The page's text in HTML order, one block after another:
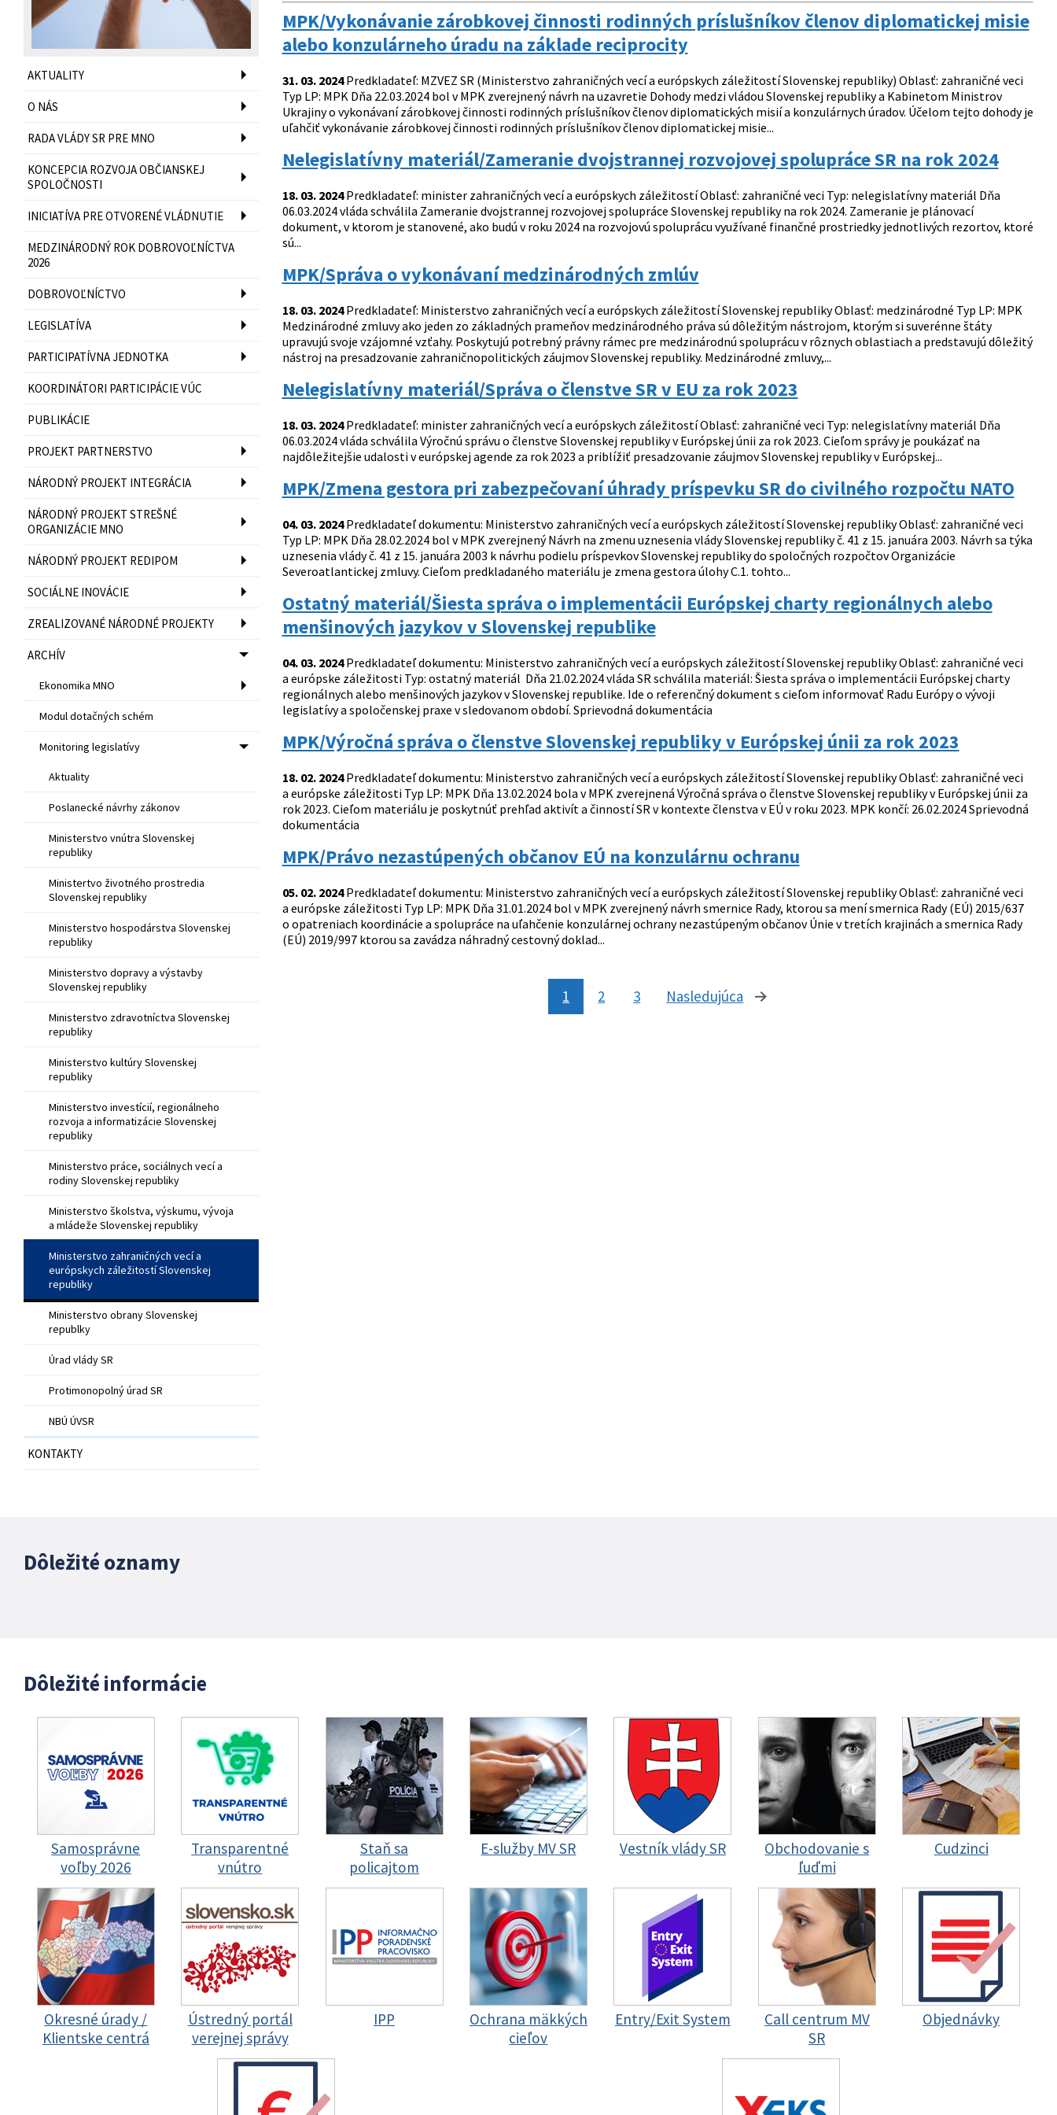
AKTUALITY
O NÁS
RADA VLÁDY SR PRE MNO
KONCEPCIA ROZVOJA OBČIANSKEJ
SPOLOČNOSTI
INICIATÍVA PRE OTVORENÉ VLÁDNUTIE
MEDZINÁRODNÝ ROK DOBROVOĽNÍCTVA
2026
DOBROVOĽNÍCTVO
LEGISLATÍVA
PARTICIPATÍVNA JEDNOTKA
KOORDINÁTORI PARTICIPÁCIE VÚC
PUBLIKÁCIE
PROJEKT PARTNERSTVO
NÁRODNÝ PROJEKT INTEGRÁCIA
NÁRODNÝ PROJEKT STREŠNÉ
ORGANIZÁCIE MNO
NÁRODNÝ PROJEKT REDIPOM
SOCIÁLNE INOVÁCIE
ZREALIZOVANÉ NÁRODNÉ PROJEKTY
ARCHÍV
Ekonomika MNO
Modul dotačných schém
Monitoring legislatívy
Aktuality
Poslanecké návrhy zákonov
Ministerstvo vnútra Slovenskej
republiky
Ministertvo životného prostredia
Slovenskej republiky
Ministerstvo hospodárstva Slovenskej
republiky
Ministerstvo dopravy a výstavby
Slovenskej republiky
Ministerstvo zdravotníctva Slovenskej
republiky
Ministerstvo kultúry Slovenskej
republiky
Ministerstvo investícií, regionálneho
rozvoja a informatizácie Slovenskej
republiky
Ministerstvo práce, sociálnych vecí a
rodiny Slovenskej republiky
Ministerstvo školstva, výskumu, vývoja
a mládeže Slovenskej republiky
Ministerstvo zahraničných vecí a
európskych záležitostí Slovenskej
republiky
Ministerstvo obrany Slovenskej
republky
Úrad vlády SR
Protimonopolný úrad SR
NBÚ ÚVSR
KONTAKTY
MPK/Vykonávanie zárobkovej činnosti rodinných príslušníkov členov diplomatickej misie
alebo konzulárneho úradu na základe reciprocity
31. 03. 2024Predkladateľ: MZVEZ SR (Ministerstvo zahraničných vecí a európskych záležitostí Slovenskej republiky) Oblasť: zahraničné veci
Typ LP: MPK Dňa 22.03.2024 bol v MPK zverejnený návrh na uzavretie Dohody medzi vládou Slovenskej republiky a Kabinetom Ministrov
Ukrajiny o vykonávaní zárobkovej činnosti rodinných príslušníkov členov diplomatických misií a konzulárnych úradov. Účelom tejto dohody je
uľahčiť vykonávanie zárobkovej činnosti rodinných príslušníkov členov diplomatickej misie...
Nelegislatívny materiál/Zameranie dvojstrannej rozvojovej spolupráce SR na rok 2024
18. 03. 2024Predkladateľ: minister zahraničných vecí a európskych záležitostí Oblasť: zahraničné veci Typ: nelegislatívny materiál Dňa
06.03.2024 vláda schválila Zameranie dvojstrannej rozvojovej spolupráce Slovenskej republiky na rok 2024. Zameranie je plánovací
dokument, v ktorom je stanovené, ako budú v roku 2024 na rozvojovú spoluprácu využívané finančné prostriedky jednotlivých rezortov, ktoré
sú...
MPK/Správa o vykonávaní medzinárodných zmlúv
18. 03. 2024Predkladateľ: Ministerstvo zahraničných vecí a európskych záležitostí Slovenskej republiky Oblasť: medzinárodné Typ LP: MPK
Medzinárodné zmluvy ako jeden zo základných prameňov medzinárodného práva sú dôležitým nástrojom, ktorým si suverénne štáty
upravujú svoje vzájomné vzťahy. Poskytujú potrebný právny rámec pre medzinárodnú spoluprácu v rôznych oblastiach a predstavujú dôležitý
nástroj na presadzovanie zahraničnopolitických záujmov Slovenskej republiky. Medzinárodné zmluvy,...
Nelegislatívny materiál/Správa o členstve SR v EU za rok 2023
18. 03. 2024Predkladateľ: minister zahraničných vecí a európskych záležitostí Oblasť: zahraničné veci Typ: nelegislatívny materiál Dňa
06.03.2024 vláda schválila Výročnú správu o členstve Slovenskej republiky v Európskej únii za rok 2023. Cieľom správy je poukázať na
najdôležitejšie udalosti v európskej agende za rok 2023 a priblížiť presadzovanie záujmov Slovenskej republiky v Európskej...
MPK/Zmena gestora pri zabezpečovaní úhrady príspevku SR do civilného rozpočtu NATO
04. 03. 2024Predkladateľ dokumentu: Ministerstvo zahraničných vecí a európskych záležitostí Slovenskej republiky Oblasť: zahraničné veci
Typ LP: MPK Dňa 28.02.2024 bol v MPK zverejnený Návrh na zmenu uznesenia vlády Slovenskej republiky č. 41 z 15. januára 2003. Návrh sa týka
uznesenia vlády č. 41 z 15. januára 2003 k návrhu podielu príspevkov Slovenskej republiky do spoločných rozpočtov Organizácie
Severoatlantickej zmluvy. Cieľom predkladaného materiálu je zmena gestora úlohy C.1. tohto...
Ostatný materiál/Šiesta správa o implementácii Európskej charty regionálnych alebo
menšinových jazykov v Slovenskej republike
04. 03. 2024Predkladateľ dokumentu: Ministerstvo zahraničných vecí a európskych záležitostí Slovenskej republiky Oblasť: zahraničné veci
a európske záležitosti Typ: ostatný materiál Dňa 21.02.2024 vláda SR schválila materiál: Šiesta správa o implementácii Európskej charty
regionálnych alebo menšinových jazykov v Slovenskej republike. Ide o referenčný dokument s cieľom informovať Radu Európy o vývoji
legislatívy a spoločenskej praxe v sledovanom období. Sprievodná dokumentácia
MPK/Výročná správa o členstve Slovenskej republiky v Európskej únii za rok 2023
18. 02. 2024Predkladateľ dokumentu: Ministerstvo zahraničných vecí a európskych záležitostí Slovenskej republiky Oblasť: zahraničné veci
a európske záležitosti Typ LP: MPK Dňa 13.02.2024 bola v MPK zverejnená Výročná správa o členstve Slovenskej republiky v Európskej únii za
rok 2023. Cieľom materiálu je poskytnúť prehľad aktivít a činností SR v kontexte členstva v EÚ v roku 2023. MPK končí: 26.02.2024 Sprievodná
dokumentácia
MPK/Právo nezastúpených občanov EÚ na konzulárnu ochranu
05. 02. 2024Predkladateľ dokumentu: Ministerstvo zahraničných vecí a európskych záležitostí Slovenskej republiky Oblasť: zahraničné veci
a európske záležitosti Typ LP: MPK Dňa 31.01.2024 bol v MPK zverejnený návrh smernice Rady, ktorou sa mení smernica Rady (EÚ) 2015/637
o opatreniach koordinácie a spolupráce na uľahčenie konzulárnej ochrany nezastúpeným občanov Únie v tretích krajinách a smernica Rady
(EÚ) 2019/997 ktorou sa zavádza náhradný cestovný doklad...
1 2 3 Nasledujúca stránka
Dôležité oznamy
Dôležité informácie
Samosprávne
voľby 2026
Transparentné
vnútro
Staň sa
policajtom
E-služby MV SR Vestník vlády SR
Obchodovanie s
ľuďmi
Cudzinci
Okresné úrady /
Klientske centrá
Ústredný portál
verejnej správy
IPP
Ochrana mäkkých
cieľov
Entry/Exit System
Call centrum MV
SR
Objednávky